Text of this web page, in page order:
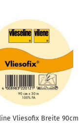
Vliesofix Breite 90cm